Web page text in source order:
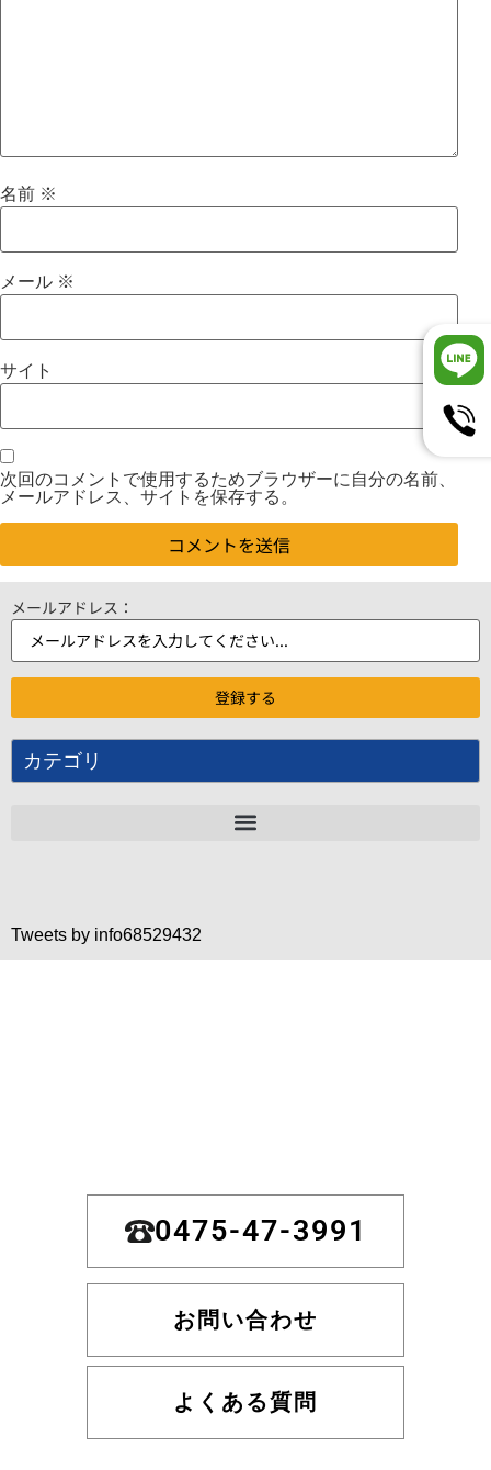
名前 ※
メール ※
サイト
次回のコメントで使用するためブラウザーに自分の名前、
メールアドレス、サイトを保存する。
メールアドレス：
カテゴリ
Tweets by info68529432
0475-47-3991
お問い合わせ
よくある質問